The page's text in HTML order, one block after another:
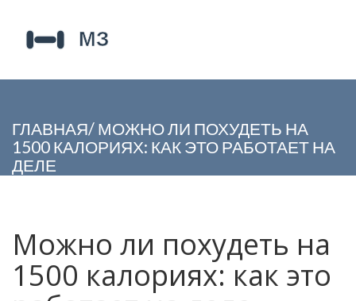
ГЛАВНАЯ/ МОЖНО ЛИ ПОХУДЕТЬ НА
1500 КАЛОРИЯХ: КАК ЭТО РАБОТАЕТ НА
ДЕЛЕ
Можно ли похудеть на
1500 калориях: как это